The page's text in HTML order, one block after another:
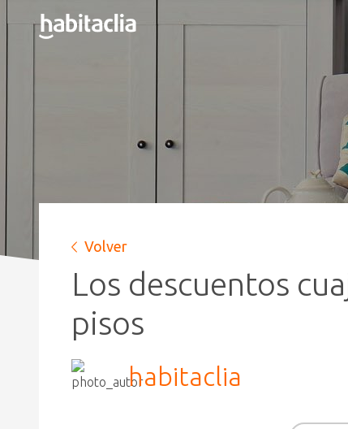
Volver
Los descuentos
pisos
habitaclia